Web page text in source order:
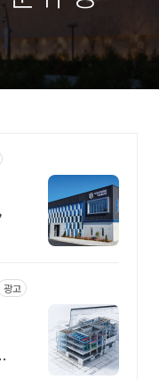
광고